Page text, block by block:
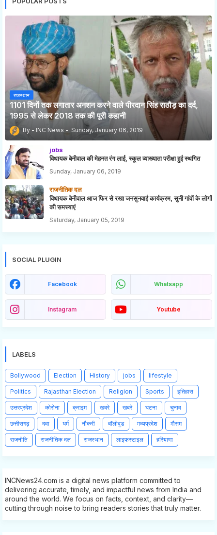
राजस्थान
1101 दिनों तक लगातार अनशन करने वाले पीरदान सिंह राठौड़ का दर्द,
1995 से लेकर 2018 तक की पूरी कहानी
INC News Sunday, January 06, 2019
jobs
विधायक बेनीवाल की मेहनत रंग लाई, स्कूल व्याख्याता परीक्षा हुई स्थगित
Sunday, January 06, 2019
राजनीतिक दल
विधायक बेनीवाल आज फिर से रखा जनसुनवाई कार्यक्रम, सुनी गांवों के लोगों
की समस्याएं
Saturday, January 05, 2019
SOCIAL PLUGIN
Facebook Whatsapp
Instagram Youtube
LABELS
Bollywood Election History jobs lifestyle
Politics Rajasthan Election Religion Sports इतिहास
उत्तरप्रदेश कोरोना क्राइम खबरे खबरें घटना चुनाव
छत्तीसगढ़ दवा धर्म नौकरी बॉलीवुड मध्यप्रदेश मौसम
राजनीति राजनीतिक दल राजस्थान लाइफस्टाइल हरियाणा
INCNews24.com is a digital news platform committed to
delivering accurate, timely, and impactful news from India and
around the world. We focus on facts, context, and clarity—
cutting through noise to bring readers stories that truly matter.